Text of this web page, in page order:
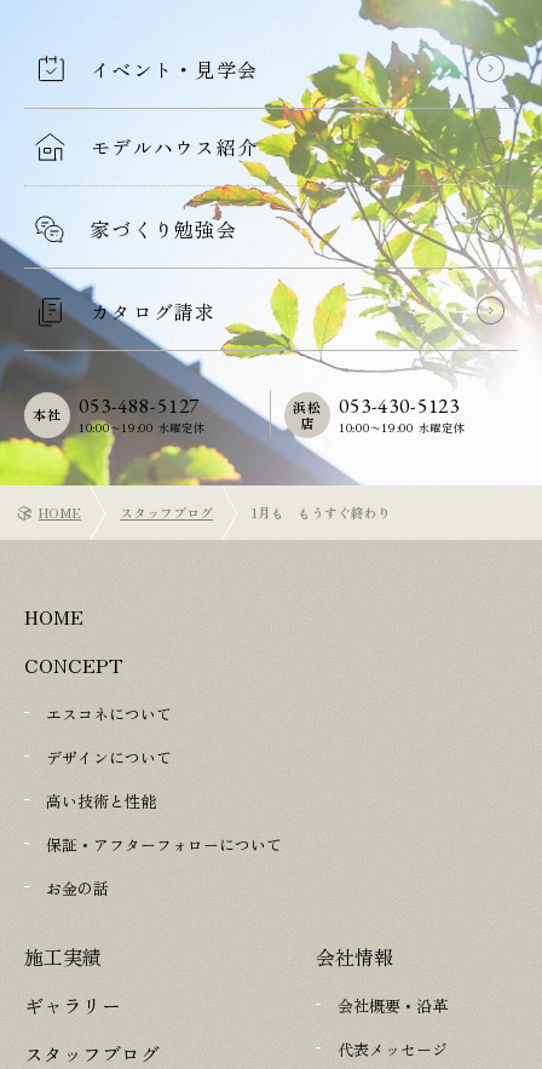
イベント・見学会
モデルハウス紹介
家づくり勉強会
カタログ請求
053-488-5127
10:00〜19:00 水曜定休
本社 053-430-5123
10:00〜19:00 水曜定休
浜松
店
HOME スタッフブログ 1月も もうすぐ終わり
HOME
CONCEPT
エスコネについて
デザインについて
高い技術と性能
保証・アフターフォローについて
お金の話
施工実績
ギャラリー
スタッフブログ
会社情報
会社概要・沿革
代表メッセージ